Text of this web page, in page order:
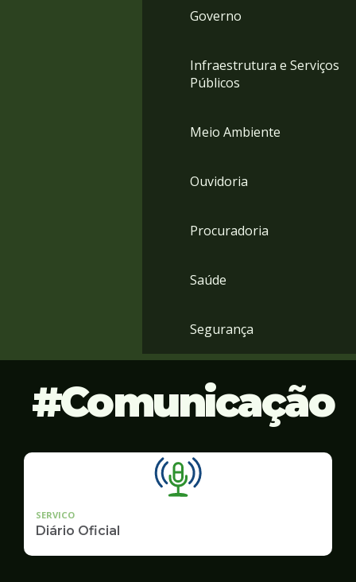
Governo
Infraestrutura e Serviços
Públicos
Meio Ambiente
Ouvidoria
Procuradoria
Saúde
Segurança
Comunicação
SERVICO
Diário Oficial